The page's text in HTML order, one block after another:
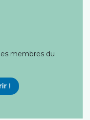
membres du
!